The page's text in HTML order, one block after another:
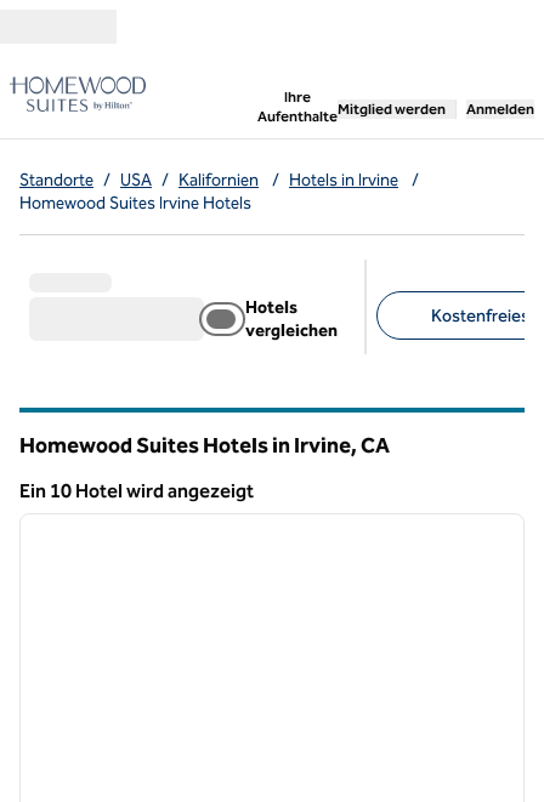
Ihre
Aufenthalte
,öffnet neue
Mitglied werden Anmelden
Standorte / USA / Kalifornien / Hotels in Irvine
/
Homewood Suites Irvine Hotels
Hotels
vergleichen
Kostenfreies
Homewood Suites Hotels in Irvine,CA
Ein 10 Hotel wird angezeigt
Ein 10 Hotel wird angezeigt
1 von 12